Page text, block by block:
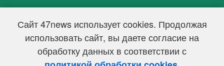
Сайт 47news использует cookies. Продолжая
использовать сайт, вы даете согласие на
обработку данных в соответствии с
47 новостей (47 news)2005 — 2026 г.
Свидетельство о регистрации СМИ Эл № ФС 77-39848, выдано
Федеральной службой по надзору в сфере связи,